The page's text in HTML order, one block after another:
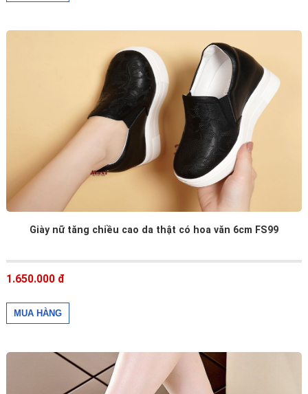
Giày nữ tăng chiều cao da thật có hoa văn 6cm FS99
1.650.000 đ